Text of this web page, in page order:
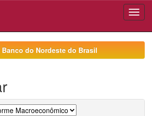
Banco do Nordeste do Brasil